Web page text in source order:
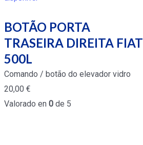
BOTÃO PORTA
TRASEIRA DIREITA FIAT
500L
Comando / botão do elevador vidro
20,00 €
Valorado en 0 de 5